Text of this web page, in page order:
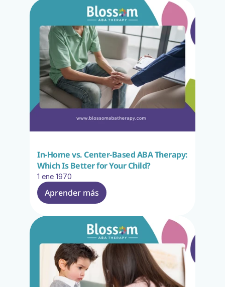
In-Home vs. Center-Based ABA Therapy:
Which Is Better for Your Child?
1 ene 1970
Aprender más